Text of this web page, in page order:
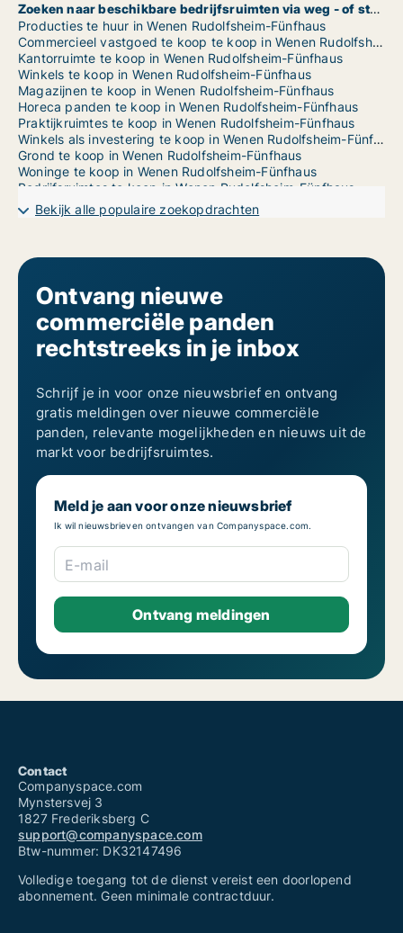
Zoeken naar beschikbare bedrijfsruimten via weg - of straatnaam in Wenen Rudolfsheim-Fünfhaus
Producties te huur in Wenen Rudolfsheim-Fünfhaus
Commercieel vastgoed te koop te koop in Wenen Rudolfsheim-Fünfhaus
Kantorruimte te koop in Wenen Rudolfsheim-Fünfhaus
Winkels te koop in Wenen Rudolfsheim-Fünfhaus
Magazijnen te koop in Wenen Rudolfsheim-Fünfhaus
Horeca panden te koop in Wenen Rudolfsheim-Fünfhaus
Praktijkruimtes te koop in Wenen Rudolfsheim-Fünfhaus
Winkels als investering te koop in Wenen Rudolfsheim-Fünfhaus
Grond te koop in Wenen Rudolfsheim-Fünfhaus
Woninge te koop in Wenen Rudolfsheim-Fünfhaus
Bedrijfsruimtes te koop in Wenen Rudolfsheim-Fünfhaus
Garages te koop in Wenen Rudolfsheim-Fünfhaus
Bekijk alle populaire zoekopdrachten
Ontvang nieuwe
commerciële panden
rechtstreeks in je inbox
Schrijf je in voor onze nieuwsbrief en ontvang
gratis meldingen over nieuwe commerciële
panden, relevante mogelijkheden en nieuws uit de
markt voor bedrijfsruimtes.
Meld je aan voor onze nieuwsbrief
Ik wil nieuwsbrieven ontvangen van Companyspace.com.
E-mail
Contact
Companyspace.com
Mynstersvej 3
1827 Frederiksberg C
support@companyspace.com
Btw-nummer: DK32147496
Volledige toegang tot de dienst vereist een doorlopend
abonnement. Geen minimale contractduur.